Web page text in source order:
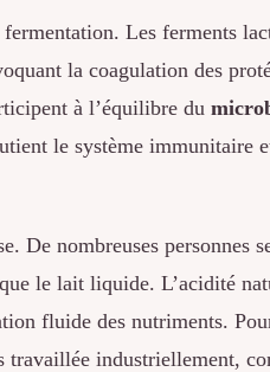
Les ferments
la coagulation des
à l’équilibre du
le système immunitaire
De nombreuses personnes
le lait liquide. L’acidité
fluide des nutriments.
industriellement,